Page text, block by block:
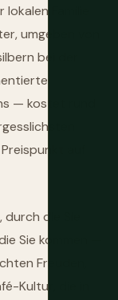
Familie
umgeben von
bei der
— kostet rund
auf
die Sie
Sie kommen —
Freuden,
Kultur, die in